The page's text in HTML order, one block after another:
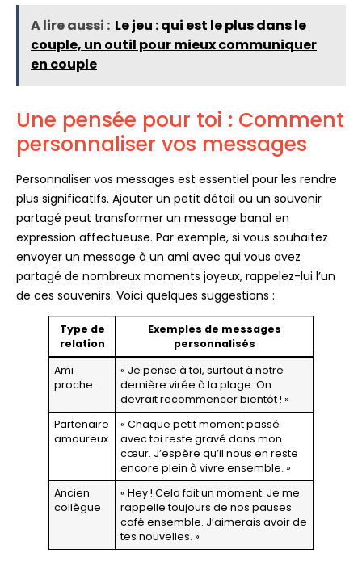
A lire aussi : Le jeu : qui est le plus dans le
couple, un outil pour mieux communiquer
en couple
Une pensée pour toi : Comment
personnaliser vos messages
Personnaliser vos messages est essentiel pour les rendre
plus significatifs. Ajouter un petit détail ou un souvenir
partagé peut transformer un message banal en
expression affectueuse. Par exemple, si vous souhaitez
envoyer un message à un ami avec qui vous avez
partagé de nombreux moments joyeux, rappelez-lui l’un
de ces souvenirs. Voici quelques suggestions :
Type de
relation
Exemples de messages
personnalisés
Ami
proche
« Je pense à toi, surtout à notre
dernière virée à la plage. On
devrait recommencer bientôt ! »
Partenaire
amoureux
« Chaque petit moment passé
avec toi reste gravé dans mon
cœur. J’espère qu’il nous en reste
encore plein à vivre ensemble. »
Ancien
collègue
« Hey ! Cela fait un moment. Je me
rappelle toujours de nos pauses
café ensemble. J’aimerais avoir de
tes nouvelles. »